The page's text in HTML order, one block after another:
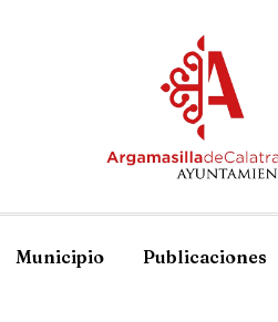
Municipio Publicaciones